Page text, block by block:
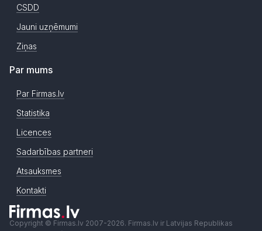
CSDD
Jauni uzņēmumi
Ziņas
Par mums
Par Firmas.lv
Statistika
Licences
Sadarbības partneri
Atsauksmes
Kontakti
Copyright © Firmas.lv 2007-2026. Firmas.lv ir Latvijas Republikas